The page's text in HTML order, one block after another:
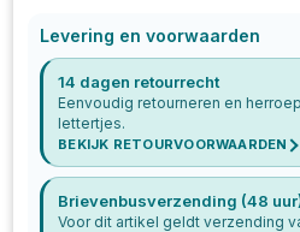
Levering en voorwaarden
14 dagen retourrecht
Eenvoudig retourneren en
lettertjes.
BEKIJK RETOURVOORWAARDEN
Brievenbusverzending (48
Voor dit artikel geldt verzending